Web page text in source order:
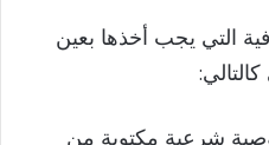
التي يجب أخذها بعين
شرعية مكتوبة من